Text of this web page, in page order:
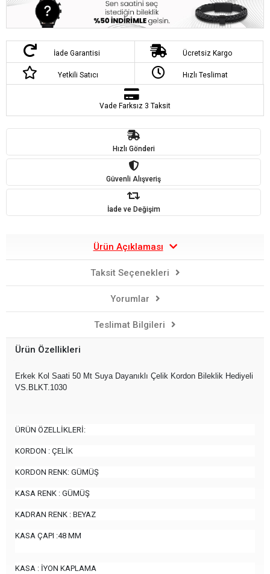
İade Garantisi Ücretsiz Kargo
Yetkili Satıcı Hızlı Teslimat
Vade Farksız 3 Taksit
Hızlı Gönderi
Güvenli Alışveriş
İade ve Değişim
Ürün Açıklaması
Taksit Seçenekleri
Yorumlar
Teslimat Bilgileri
Ürün Özellikleri
Erkek Kol Saati 50 Mt Suya Dayanıklı Çelik Kordon Bileklik Hediyeli
VS.BLKT.1030
ÜRÜN ÖZELLİKLERİ:
KORDON : ÇELİK
KORDON RENK: GÜMÜŞ
KASA RENK : GÜMÜŞ
KADRAN RENK : BEYAZ
KASA ÇAPI :48 MM
KASA : İYON KAPLAMA